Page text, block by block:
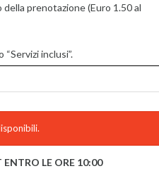
prenotazione (Euro 1.50 al
inclusi”.
LE ORE 10:00